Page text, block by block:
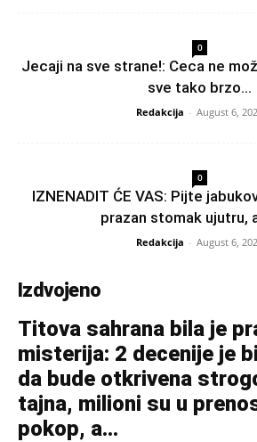
0
Jecaji na sve strane!: Ceca ne
sve tako brzo...
Redakcija - August 6,
0
IZNENADIT ĆE VAS: Pijte
prazan stomak ujutru,
Redakcija - August 6,
Izdvojeno
Titova sahrana bila je
misterija: 2 decenije je
da bude otkrivena
tajna, milioni su u
pokop, a...